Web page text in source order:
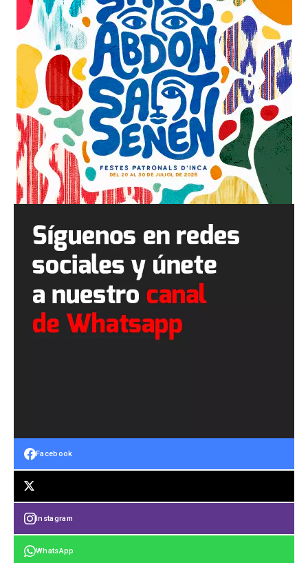
Facebook
Instagram
WhatsApp